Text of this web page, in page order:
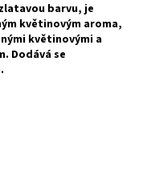
barvu, je
květinovým aroma,
květinovými a
Dodává se